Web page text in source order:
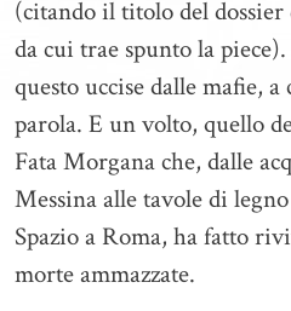
(citando il titolo del dossier
da cui trae spunto la
questo uccise dalle mafie,
parola. E un volto, quello
Fata Morgana che, dalle
Messina alle tavole di
Spazio a Roma, ha fatto
morte ammazzate.